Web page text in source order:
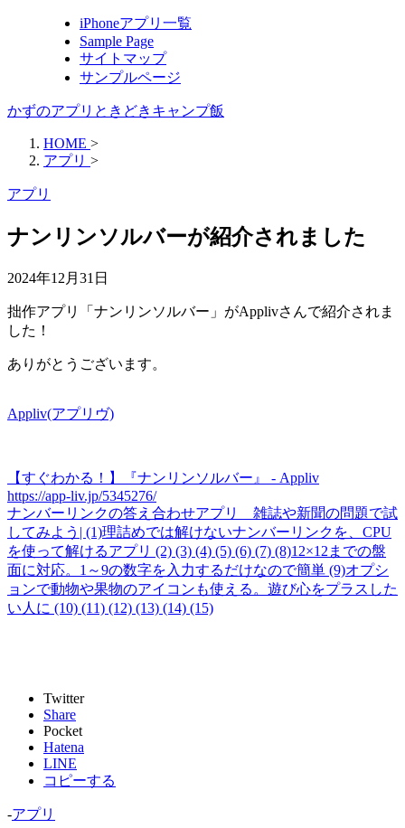
iPhoneアプリ一覧
Sample Page
サイトマップ
サンプルページ
かずのアプリときどきキャンプ飯
HOME >
アプリ >
アプリ
ナンリンソルバーが紹介されました
2024年12月31日
拙作アプリ「ナンリンソルバー」がApplivさんで紹介されま
した！
ありがとうございます。
Appliv(アプリヴ)
【すぐわかる！】『ナンリンソルバー』 - Appliv
https://app-liv.jp/5345276/
ナンバーリンクの答え合わせアプリ 雑誌や新聞の問題で試
してみよう| (1)理詰めでは解けないナンバーリンクを、CPU
を使って解けるアプリ (2) (3) (4) (5) (6) (7) (8)12×12までの盤
面に対応。1～9の数字を入力するだけなので簡単 (9)オプシ
ョンで動物や果物のアイコンも使える。遊び心をプラスした
い人に (10) (11) (12) (13) (14) (15)
Twitter
Share
Pocket
Hatena
LINE
コピーする
-アプリ